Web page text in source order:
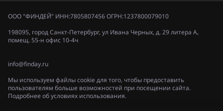
ООО "ФИНДЕЙ" ИНН:7805807456 ОГРН:1237800079010
198095, город Санкт-Петербург, ул Ивана Черных, д. 29 литера А,
помещ. 55-н офис 10-4ч
info@finday.ru
Мы используем файлы cookie для того, чтобы предоставить
пользователям больше возможностей при посещении сайта.
Подробнее об условиях использования.